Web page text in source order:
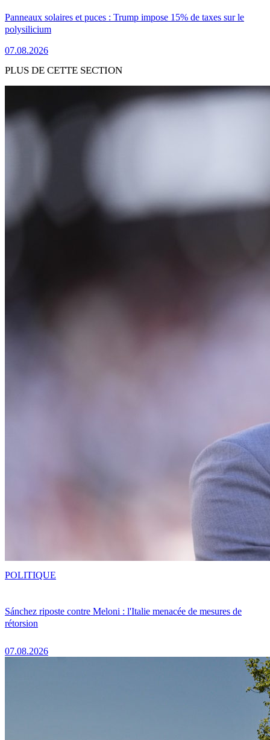
Panneaux solaires et puces : Trump impose 15% de taxes sur le
polysilicium
07.08.2026
PLUS DE CETTE SECTION
Sánchez riposte contre Meloni : l'Italie menacée de mesures de
rétorsion
07.08.2026
POLITIQUE